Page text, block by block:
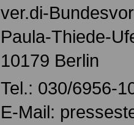
ver.di-
Paula-Thiede-
10179 Berlin
Tel.: 030/6956-
E-Mail: